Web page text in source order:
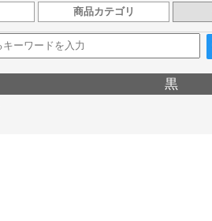
商品カテゴリ
黒